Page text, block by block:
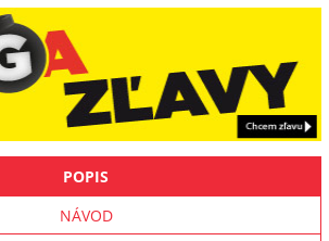
POPIS
NÁVOD